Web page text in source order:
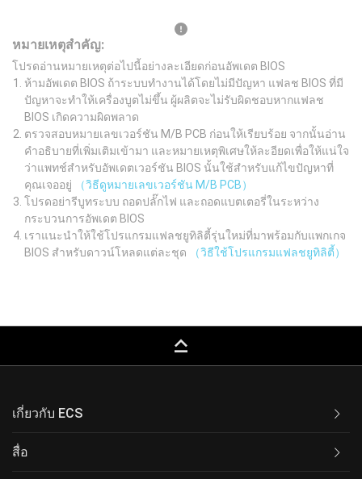
หมายเหตุสำคัญ:
โปรดอ่านหมายเหตุต่อไปนี้อย่างละเอียดก่อนอัพเดต BIOS
ห้ามอัพเดต BIOS ถ้าระบบทำงานได้โดยไม่มีปัญหา แฟลช BIOS ที่มี
ปัญหาจะทำให้เครื่องบูตไม่ขึ้น ผู้ผลิตจะไม่รับผิดชอบหากแฟลช
BIOS เกิดความผิดพลาด
ตรวจสอบหมายเลขเวอร์ชัน M/B PCB ก่อนให้เรียบร้อย จากนั้นอ่าน
คำอธิบายที่เพิ่มเติมเข้ามา และหมายเหตุพิเศษให้ละอียดเพื่อให้แน่ใจ
ว่าแพทช์สำหรับอัพเดตเวอร์ชัน BIOS นั้นใช้สำหรับแก้ไขปัญหาที่
คุณเจออยู่
（วิธีดูหมายเลขเวอร์ชัน M/B PCB）
โปรดอย่ารีบูทระบบ ถอดปลั๊กไฟ และถอดแบตเตอรี่ในระหว่าง
กระบวนการอัพเดต BIOS
เราแนะนำให้ใช้โปรแกรมแฟลชยูทิลิตี้รุ่นใหม่ที่มาพร้อมกับแพกเกจ
BIOS สำหรับดาวน์โหลดแต่ละชุด
（วิธีใช้โปรแกรมแฟลชยูทิลิตี้）
keyboard_capslock
เกี่ยวกับ ECS
สื่อ